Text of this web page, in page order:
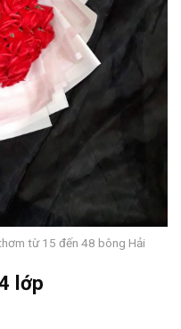
từ 15 đến 48 bông Hải
lớp